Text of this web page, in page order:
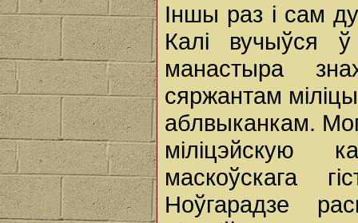
Іншы раз і сам
Калі вучыўся
манастыра
сяржантам
аблвыканкам.
міліцэйскую
маскоўскага
Ноўгарадзе